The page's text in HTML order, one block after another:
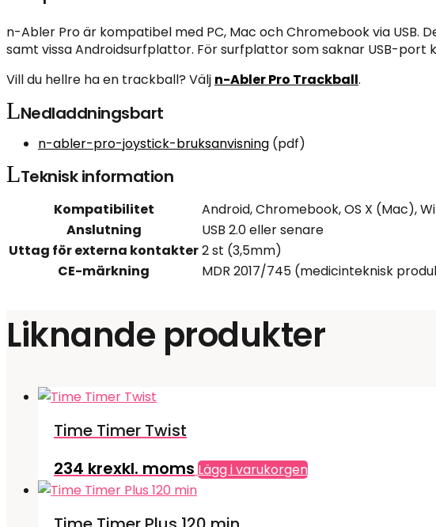
n-Abler Pro är kompatibel med PC, Mac och Chromebook via USB.
samt vissa Androidsurfplattor. För surfplattor som saknar USB-port
Vill du hellre ha en trackball? Välj n-Abler Pro Trackball.
Nedladdningsbart
n-abler-pro-joystick-bruksanvisning (pdf)
Teknisk information
Kompatibilitet
Android, Chromebook, OS X (Mac),
Anslutning
USB 2.0 eller senare
Uttag för externa kontakter2 st (3,5mm)
CE-märkning
MDR 2017/745 (medicinteknisk
Liknande produkter
Time Timer Twist
234 krexkl. moms Lägg i varukorgen